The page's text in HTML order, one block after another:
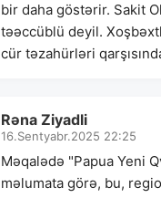
bir daha göstərir. Sakit
təəccüblü deyil.
cür təzahürləri
Rəna Ziyadli
16.Sentyabr.2025 22:25
Məqalədə "Papua Yeni
məlumata görə, bu,